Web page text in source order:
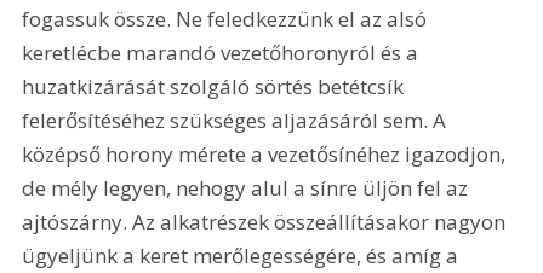
fogassuk össze. Ne feledkezzünk el az alsó
keretlécbe marandó vezetőhoronyról és a
huzatkizárását szolgáló sörtés betétcsík
felerősítéséhez szükséges aljazásáról sem. A
középső horony mérete a vezetősínéhez igazodjon,
de mély legyen, nehogy alul a sínre üljön fel az
ajtószárny. Az alkatrészek összeállításakor nagyon
ügyeljünk a keret merőlegességére, és amíg a